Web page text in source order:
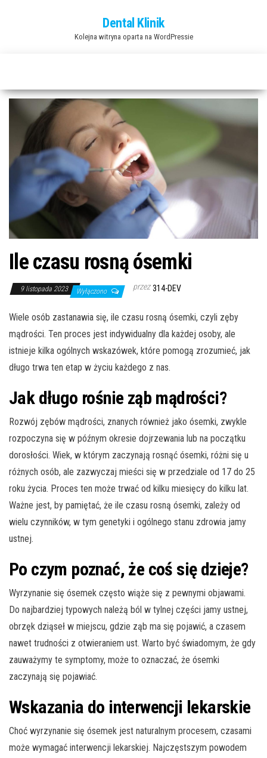
Dental Klinik
Kolejna witryna oparta na WordPressie
Ile czasu rosną ósemki
9 listopada 2023 Wyłączono przez 314-DEV
Wiele osób zastanawia się, ile czasu rosną ósemki, czyli zęby
mądrości. Ten proces jest indywidualny dla każdej osoby, ale
istnieje kilka ogólnych wskazówek, które pomogą zrozumieć, jak
długo trwa ten etap w życiu każdego z nas.
Jak długo rośnie ząb mądrości?
Rozwój zębów mądrości, znanych również jako ósemki, zwykle
rozpoczyna się w późnym okresie dojrzewania lub na początku
dorosłości. Wiek, w którym zaczynają rosnąć ósemki, różni się u
różnych osób, ale zazwyczaj mieści się w przedziale od 17 do 25
roku życia. Proces ten może trwać od kilku miesięcy do kilku lat.
Ważne jest, by pamiętać, że ile czasu rosną ósemki, zależy od
wielu czynników, w tym genetyki i ogólnego stanu zdrowia jamy
ustnej.
Po czym poznać, że coś się dzieje?
Wyrzynanie się ósemek często wiąże się z pewnymi objawami.
Do najbardziej typowych należą ból w tylnej części jamy ustnej,
obrzęk dziąseł w miejscu, gdzie ząb ma się pojawić, a czasem
nawet trudności z otwieraniem ust. Warto być świadomym, że gdy
zauważymy te symptomy, może to oznaczać, że ósemki
zaczynają się pojawiać.
Wskazania do interwencji lekarskie
Choć wyrzynanie się ósemek jest naturalnym procesem, czasami
może wymagać interwencji lekarskiej. Najczęstszym powodem